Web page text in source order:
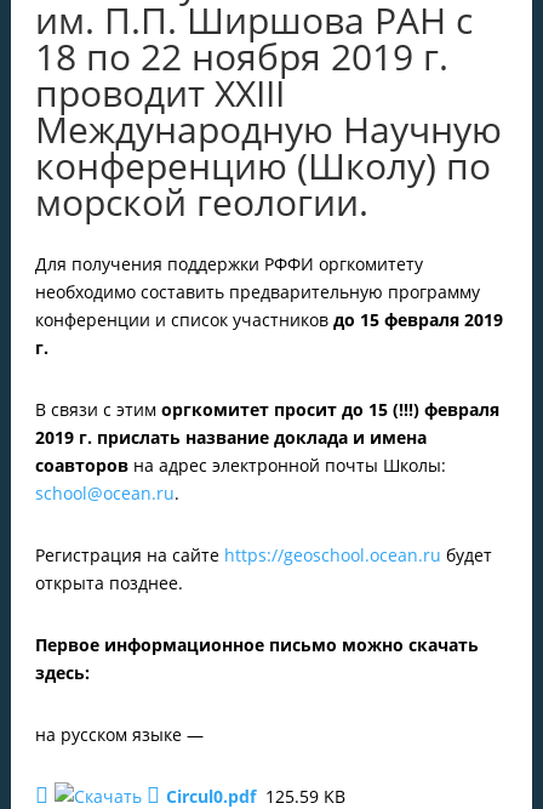
им. П.П. Ширшова РАН c
18 по 22 ноября 2019 г.
проводит XXIII
Международную Научную
конференцию (Школу) по
морской геологии.
Для получения поддержки РФФИ оргкомитету
необходимо составить предварительную программу
конференции и список участниковдо 15 февраля 2019
г.
В связи с этим оргкомитет просит до 15 (!!!) февраля
2019 г. прислать название доклада и имена
соавторовна адрес электронной почты Школы:
school@ocean.ru.
Регистрация на сайте https://geoschool.ocean.ru будет
открыта позднее.
Первое информационное письмо можно скачать
здесь:
на русском языке —
Circul0.pdf125.59 KB